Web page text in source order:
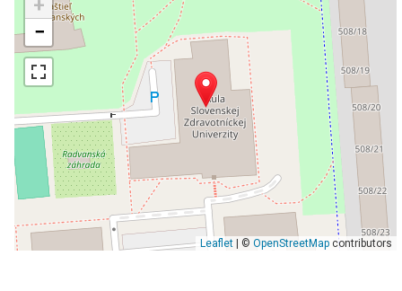
+
−
Leaflet| © OpenStreetMapcontributors